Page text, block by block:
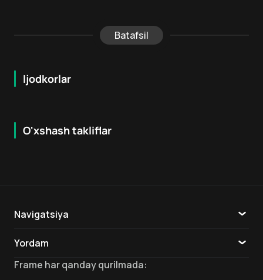
Batafsil
Ijodkorlar
O'xshash takliflar
12 +
Navigatsiya
Yordam
Aloqa
Frame har qanday qurilmada: